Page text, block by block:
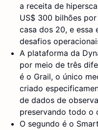
a receita de
US$ 300 bilhões
casa dos 20, e essa
desafios
A plataforma da
por meio de três
é o Grail, o único
criado
de dados de
preservando todo o
O segundo é o